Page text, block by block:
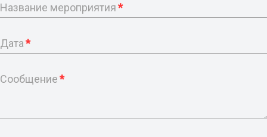
Название мероприятия*
Дата*
Сообщение*